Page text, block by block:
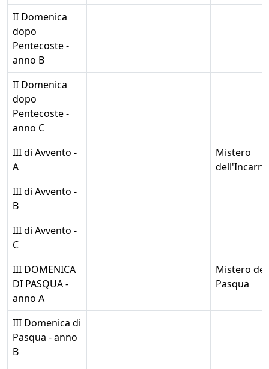
II Domenica
dopo
Pentecoste -
anno B
II Domenica
dopo
Pentecoste -
anno C
III di Avvento -
A
Mistero
III di Avvento -
B
III di Avvento -
C
III DOMENICA
DI PASQUA -
anno A
Mistero
Pasqua
III Domenica di
Pasqua - anno
B